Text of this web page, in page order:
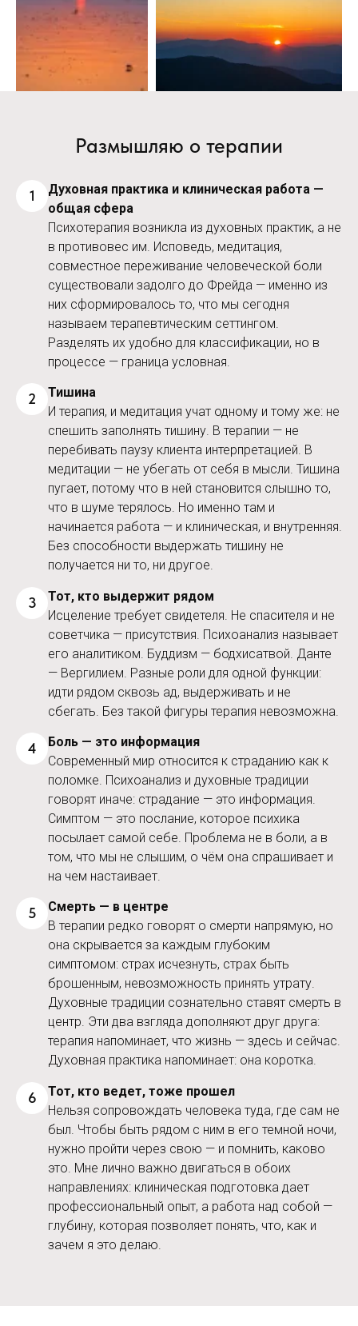
Размышляю о терапии
1
Духовная практика и клиническая работа —
общая сфера
Психотерапия возникла из духовных практик, а не
в противовес им. Исповедь, медитация,
совместное переживание человеческой боли
существовали задолго до Фрейда — именно из
них сформировалось то, что мы сегодня
называем терапевтическим сеттингом.
Разделять их удобно для классификации, но в
процессе — граница условная.
2
Тишина
И терапия, и медитация учат одному и тому же: не
спешить заполнять тишину. В терапии — не
перебивать паузу клиента интерпретацией. В
медитации — не убегать от себя в мысли. Тишина
пугает, потому что в ней становится слышно то,
что в шуме терялось. Но именно там и
начинается работа — и клиническая, и внутренняя.
Без способности выдержать тишину не
получается ни то, ни другое.
3
Тот, кто выдержит рядом
Исцеление требует свидетеля. Не спасителя и не
советчика — присутствия. Психоанализ называет
его аналитиком. Буддизм — бодхисатвой. Данте
— Вергилием. Разные роли для одной функции:
идти рядом сквозь ад, выдерживать и не
сбегать. Без такой фигуры терапия невозможна.
4
Боль — это информация
Современный мир относится к страданию как к
поломке. Психоанализ и духовные традиции
говорят иначе: страдание — это информация.
Симптом — это послание, которое психика
посылает самой себе. Проблема не в боли, а в
том, что мы не слышим, о чём она спрашивает и
на чем настаивает.
5
Смерть — в центре
В терапии редко говорят о смерти напрямую, но
она скрывается за каждым глубоким
симптомом: страх исчезнуть, страх быть
брошенным, невозможность принять утрату.
Духовные традиции сознательно ставят смерть в
центр. Эти два взгляда дополняют друг друга:
терапия напоминает, что жизнь — здесь и сейчас.
Духовная практика напоминает: она коротка.
6
Тот, кто ведет, тоже прошел
Нельзя сопровождать человека туда, где сам не
был. Чтобы быть рядом с ним в его темной ночи,
нужно пройти через свою — и помнить, каково
это. Мне лично важно двигаться в обоих
направлениях: клиническая подготовка дает
профессиональный опыт, а работа над собой —
глубину, которая позволяет понять, что, как и
зачем я это делаю.